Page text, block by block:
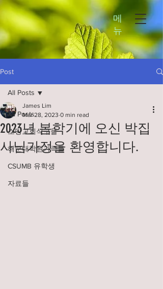
메
뉴
Post
All Posts
소망교회식구들
해군대학원가족들
CSUMB 유학생
자료들
All Posts
2023년 봄학기에 오신 박집
사님가정을 환영합니다.
James Lim
Mar 28, 2023 0 min read